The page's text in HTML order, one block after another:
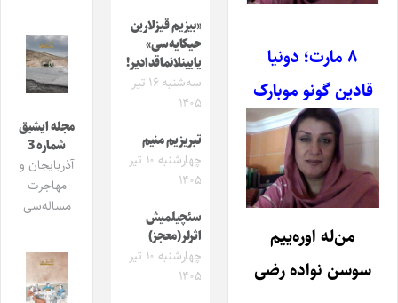
۸ مارت؛ دونیا
قادین گونو موبارک
من‌له اوره‌ییم
سوسن نواده رضی
«بیزیم قیزلارین
حیکایه‌سی»
یایینلانماقدادیر!
سه‌شنبه ۱۶ تیر
۱۴۰۵
تبریزیم منیم
چهارشنبه ۱۰ تیر
۱۴۰۵
سئچیلمیش
اثرلر(معجز)
چهارشنبه ۱۰ تیر
۱۴۰۵
مجله ایشیق
شماره 3
آذربایجان و
مهاجرت
مساله‌سی